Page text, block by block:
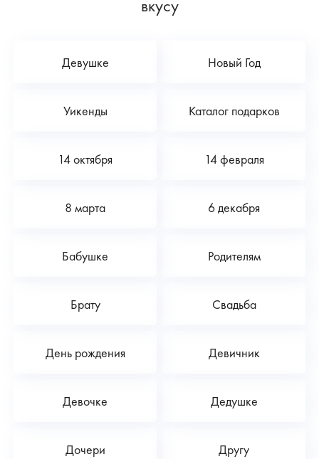
вкусу
Девушке Новый Год
Уикенды Каталог подарков
14 октября 14 февраля
8 марта 6 декабря
Бабушке Родителям
Брату Свадьба
День рождения Девичник
Девочке Дедушке
Дочери Другу